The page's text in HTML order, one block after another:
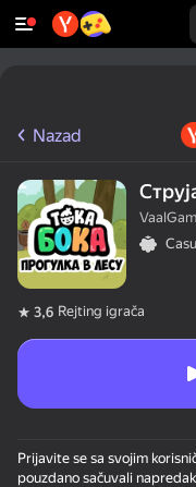
Nazad
3,6 Rejting igrača
Prijavite se sa svojim
pouzdano sačuvali